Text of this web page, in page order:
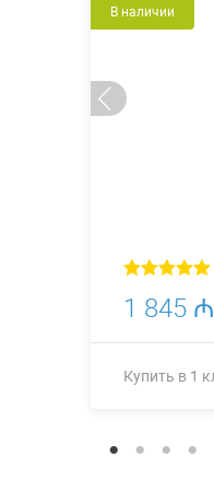
В наличии
1 845 ₼
Купить в 1